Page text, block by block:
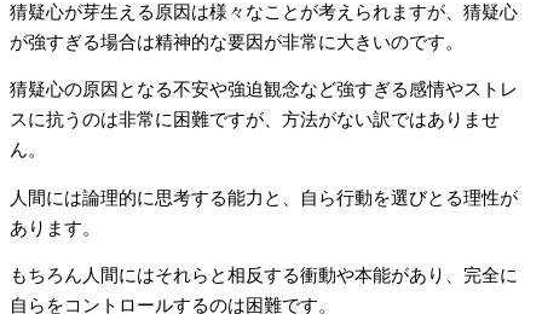
猜疑心が芽生える原因は様々なことが考えられますが、猜疑心
が強すぎる場合は精神的な要因が非常に大きいのです。
猜疑心の原因となる不安や強迫観念など強すぎる感情やストレ
スに抗うのは非常に困難ですが、方法がない訳ではありませ
ん。
人間には論理的に思考する能力と、自ら行動を選びとる理性が
あります。
もちろん人間にはそれらと相反する衝動や本能があり、完全に
自らをコントロールするのは困難です。